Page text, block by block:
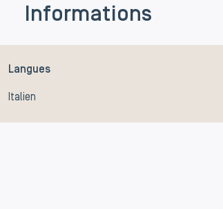
Informations
Langues
Italien